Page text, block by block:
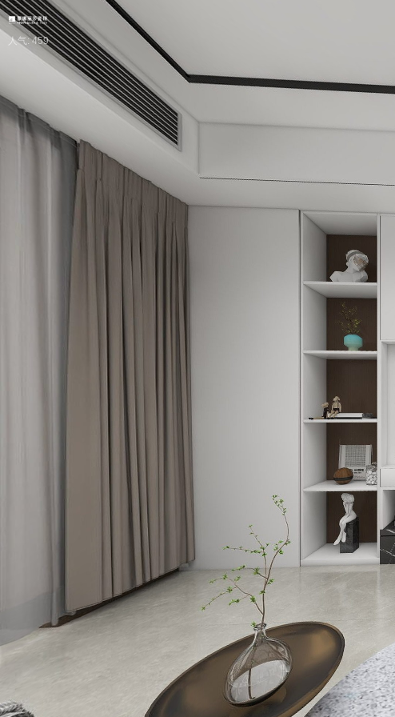
人气: 459